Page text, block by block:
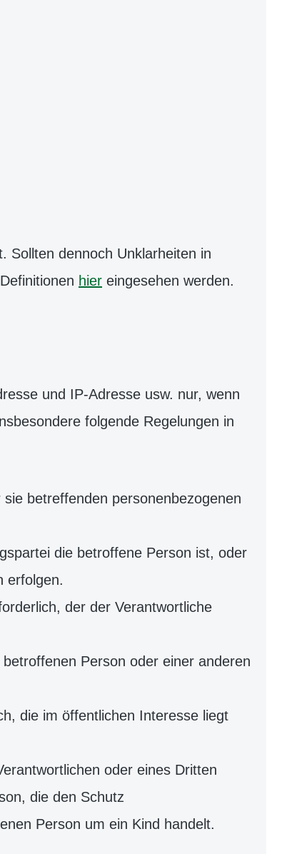
Sollten dennoch Unklarheiten in
hier eingesehen werden.
und IP-Adresse usw. nur, wenn
folgende Regelungen in
betreffenden personenbezogenen
die betroffene Person ist, oder
erfolgen.
der der Verantwortliche
Person oder einer anderen
die im öffentlichen Interesse liegt
oder eines Dritten
die den Schutz
Person um ein Kind handelt.